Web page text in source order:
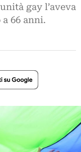
gay l’aveva
66 anni.